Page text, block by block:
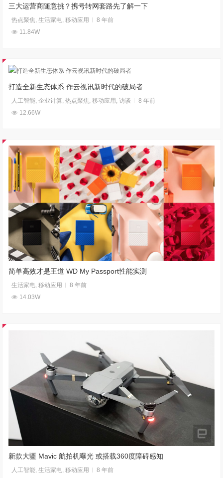
三大运营商随意挑？携号转网套路先了解一下
热点聚焦 ,生活家电 ,移动应用
8 年前
11.84W
打造全新生态体系 作云视讯新时代的破局者
人工智能 ,企业计算 ,热点聚焦 ,移动应用 ,访谈
8 年前
12.66W
简单高效才是王道 WD My Passport性能实测
生活家电,移动应用
8 年前
14.03W
新款大疆 Mavic 航拍机曝光 或搭载360度障碍感知
人工智能,生活家电,移动应用
8 年前